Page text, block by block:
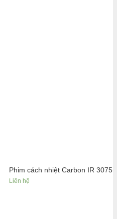
Phim cách nhiệt Carbon IR 3075
Liên hệ